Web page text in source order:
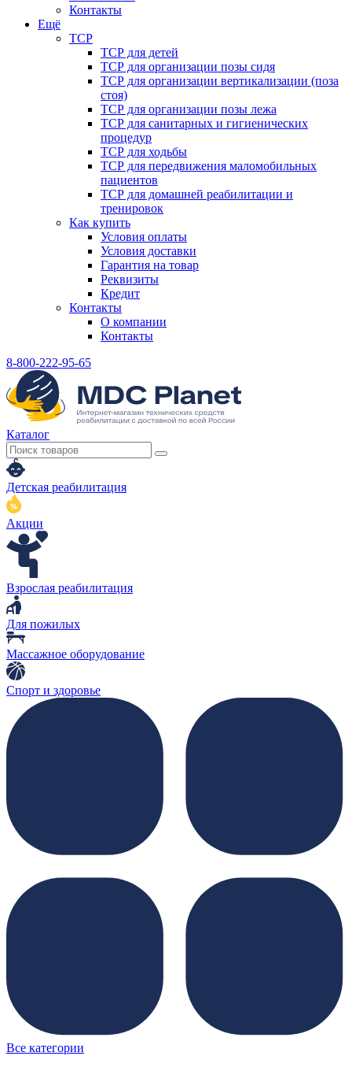
Контакты
Ещё
ТСР
ТСР для детей
ТСР для организации позы сидя
ТСР для организации вертикализации (поза
стоя)
ТСР для организации позы лежа
ТСР для санитарных и гигиенических
процедур
ТСР для ходьбы
ТСР для передвижения маломобильных
пациентов
ТСР для домашней реабилитации и
тренировок
Как купить
Условия оплаты
Условия доставки
Гарантия на товар
Реквизиты
Кредит
Контакты
О компании
Контакты
8-800-222-95-65
Каталог
Детская реабилитация
Акции
Взрослая реабилитация
Для пожилых
Массажное оборудование
Спорт и здоровье
Все категории